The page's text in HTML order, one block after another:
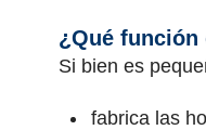
¿Qué función
Si bien es
fabrica las